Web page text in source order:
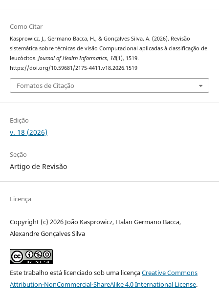
Como Citar
Kasprowicz, J., Germano Bacca, H., & Gonçalves Silva, A. (2026). Revisão
sistemática sobre técnicas de visão Computacional aplicadas à classificação de
leucócitos. Journal of Health Informatics, 18(1), 1519.
https://doi.org/10.59681/2175-4411.v18.2026.1519
Fomatos de Citação
Edição
v. 18 (2026)
Seção
Artigo de Revisão
Licença
Copyright (c) 2026 João Kasprowicz, Halan Germano Bacca,
Alexandre Gonçalves Silva
Este trabalho está licenciado sob uma licençaCreative Commons
Attribution-NonCommercial-ShareAlike 4.0 International License.